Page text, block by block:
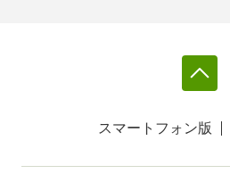
スマートフォン版